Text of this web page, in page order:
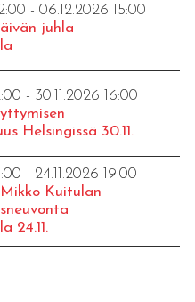
- 06.12.2026 15:00
juhla
- 30.11.2026 16:00
Helsingissä 30.11.
- 24.11.2026 19:00
Kuitulan
24.11.